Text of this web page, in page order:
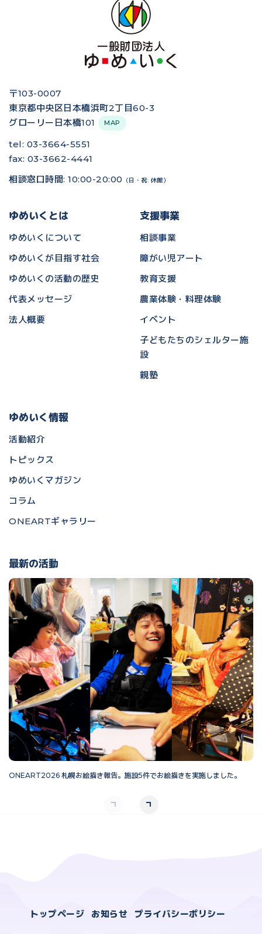
〒103-0007
東京都中央区日本橋浜町2丁目60-3
グローリー日本橋101
MAP
tel: 03-3664-5551
fax: 03-3662-4441
相談窓口時間: 10:00-20:00
（日・祝: 休館）
ゆめいくとは
ゆめいくについて
ゆめいくが目指す社会
ゆめいくの活動の歴史
代表メッセージ
法人概要
支援事業
相談事業
障がい児アート
教育支援
農業体験・料理体験
イベント
子どもたちのシェルター施
設
親塾
ゆめいく情報
活動紹介
トピックス
ゆめいくマガジン
コラム
ONEARTギャラリー
最新の活動
ONEART2026 札幌お絵描き報告。施設5件でお絵描きを実施しました。
トップページ お知らせ プライバシーポリシー